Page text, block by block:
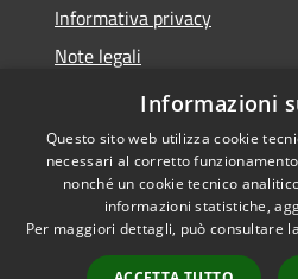
Informativa privacy
Note legali
Dichiarazione di accessibilità
Accessibilità
Informazioni
Questo sito web utilizza cookie
necessari al corretto
nonché un cookie tecnico
informazioni statistiche,
Per maggiori dettagli, può consultare